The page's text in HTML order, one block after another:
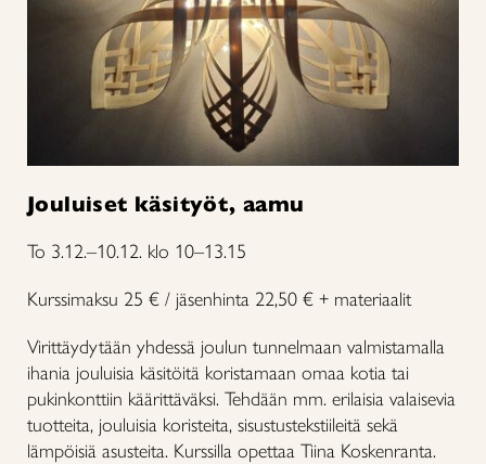
Jouluiset käsityöt, aamu
To 3.12.–10.12. klo 10–13.15
Kurssimaksu 25 € / jäsenhinta 22,50 € + materiaalit
Virittäydytään yhdessä joulun tunnelmaan valmistamalla
ihania jouluisia käsitöitä koristamaan omaa kotia tai
pukinkonttiin käärittäväksi. Tehdään mm. erilaisia valaisevia
tuotteita, jouluisia koristeita, sisustustekstiileitä sekä
lämpöisiä asusteita. Kurssilla opettaa Tiina Koskenranta.